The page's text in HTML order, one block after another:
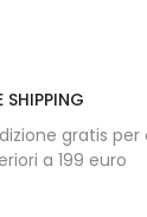
SHIPPING
gratis per
a 199 euro